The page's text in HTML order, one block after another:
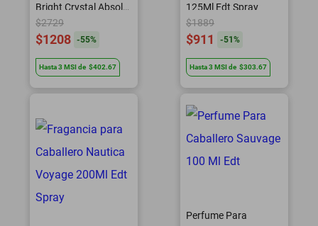
Bright Crystal Absolut
EDP 90ml
$2729
$1208 -55%
Hasta3 MSIde $402.67
125Ml Edt Spray
$1889
$911 -51 %
Hasta3 MSIde $303.67
Perfume Para